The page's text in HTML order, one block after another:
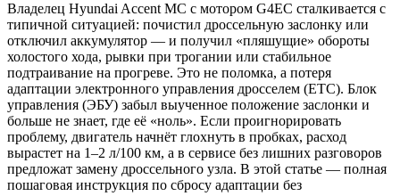
Владелец Hyundai Accent MC с мотором G4EC сталкивается с
типичной ситуацией: почистил дроссельную заслонку или
отключил аккумулятор — и получил «пляшущие» обороты
холостого хода, рывки при трогании или стабильное
подтраивание на прогреве. Это не поломка, а потеря
адаптации электронного управления дросселем (ETC). Блок
управления (ЭБУ) забыл выученное положение заслонки и
больше не знает, где её «ноль». Если проигнорировать
проблему, двигатель начнёт глохнуть в пробках, расход
вырастет на 1–2 л/100 км, а в сервисе без лишних разговоров
предложат замену дроссельного узла. В этой статье — полная
пошаговая инструкция по сбросу адаптации без